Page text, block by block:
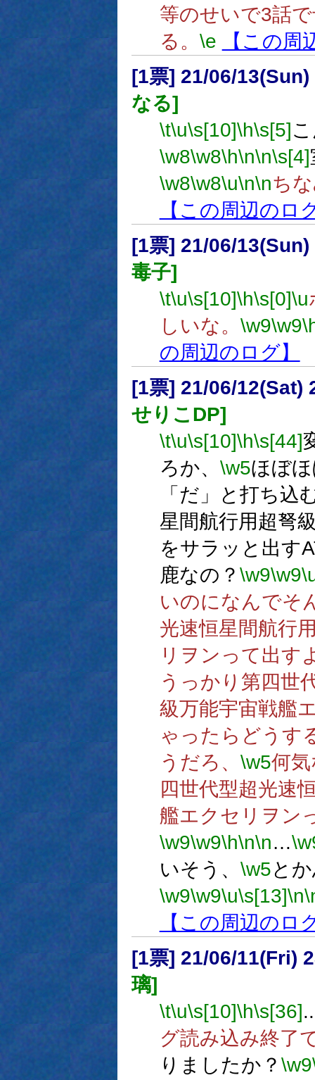
等のせいで3話
る。 \e
【この周
[1票] 21/06/
なる]
\t\u\s[10]\h\s[5]
\w8\w8\h\n\n\s[4]
\w8\w8\u\n\nち
【この周辺のロ
[1票] 21/06/
毒子]
\t\u\s[10]\h\s[0]\u
しいな。 \w9\w9
の周辺のログ】
[1票] 21/06/12(Sat)
せりこDP]
\t\u\s[10]\h\s[44]
ろか、 \w5ほぼ
「だ」と打ち込
星間航行用超弩
をサラッと出す
鹿なの？ \w9\w9
いのになんでそ
光速恒星間航行
リヲンって出す
うっかり第四世
級万能宇宙戦艦
ゃったらどうす
うだろ、 \w5何
四世代型超光速
艦エクセリヲン
\w9\w9\h\n\n…
いそう、 \w5と
\w9\w9\u\s[13]\n
【この周辺のロ
[1票] 21/06/11(Fri)
璃]
\t\u\s[10]\h\s[36]
グ読み込み終了
りましたか？ \w9